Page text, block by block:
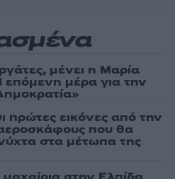
μένει η Μαρία
μέρα για την
πρώτες εικόνες από την
που θα
νύχτα στα μέτωπα της